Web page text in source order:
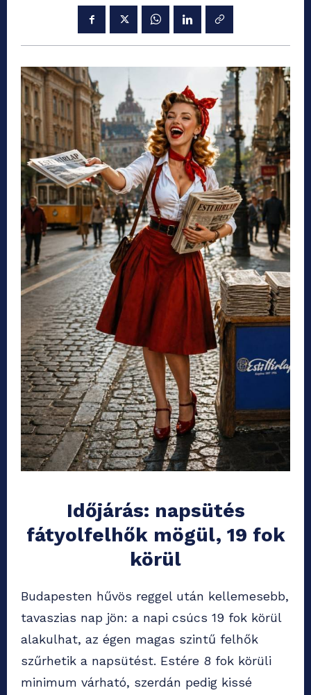
Időjárás: napsütés
fátyolfelhők mögül, 19 fok
körül
Budapesten hűvös reggel után kellemesebb,
tavaszias nap jön: a napi csúcs 19 fok körül
alakulhat, az égen magas szintű felhők
szűrhetik a napsütést. Estére 8 fok körüli
minimum várható, szerdán pedig kissé